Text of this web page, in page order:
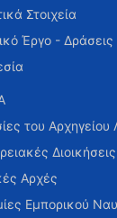
Στοιχεία
Έργο - Δράσεις
του
Αρχές
Εμπορικού